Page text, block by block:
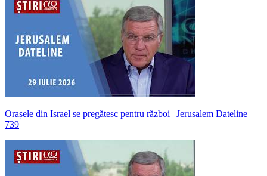
Orașele din Israel se pregătesc pentru război | Jerusalem Dateline
739